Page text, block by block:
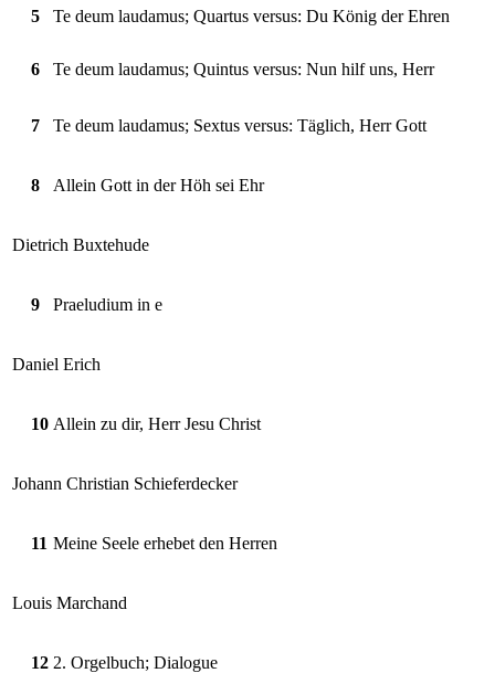
5 Te deum laudamus; Quartus versus: Du König der Ehren
6 Te deum laudamus; Quintus versus: Nun hilf uns, Herr
7 Te deum laudamus; Sextus versus: Täglich, Herr Gott
8 Allein Gott in der Höh sei Ehr
Dietrich Buxtehude
9 Praeludium in e
Daniel Erich
10 Allein zu dir, Herr Jesu Christ
Johann Christian Schieferdecker
11 Meine Seele erhebet den Herren
Louis Marchand
12 2. Orgelbuch; Dialogue